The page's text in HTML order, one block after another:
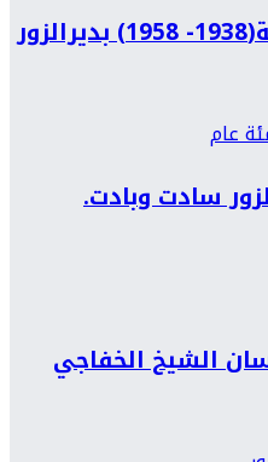
سادت وبادت.
الشيخ الخفاجي